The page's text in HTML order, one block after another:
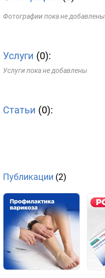
Фотографии пока не добавлены
Услуги (0):
Услуги пока не добавлены
Статьи (0):
Публикации (2)